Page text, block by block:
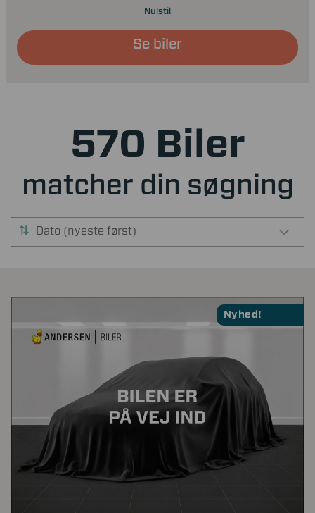
Nulstil
Se biler
570 Biler
matcher din søgning
Dato (nyeste først)
Nyhed!